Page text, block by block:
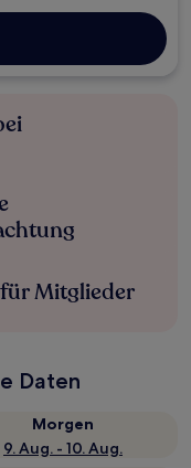
Mitglieder
Daten
Morgen
9. Aug. - 10. Aug.